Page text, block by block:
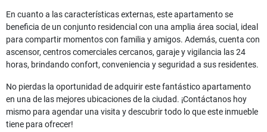
En cuanto a las características externas, este apartamento se
beneficia de un conjunto residencial con una amplia área social, ideal
para compartir momentos con familia y amigos. Además, cuenta con
ascensor, centros comerciales cercanos, garaje y vigilancia las 24
horas, brindando confort, conveniencia y seguridad a sus residentes.
No pierdas la oportunidad de adquirir este fantástico apartamento
en una de las mejores ubicaciones de la ciudad. ¡Contáctanos hoy
mismo para agendar una visita y descubrir todo lo que este inmueble
tiene para ofrecer!